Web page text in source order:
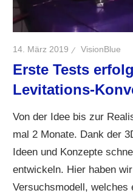
14. März 2019 VisionBlue
Erste Tests
Levitations-
Von der Idee bis zur
mal 2 Monate. Dank der
Ideen und Konzepte
entwickeln. Hier haben
Versuchsmodell, welches